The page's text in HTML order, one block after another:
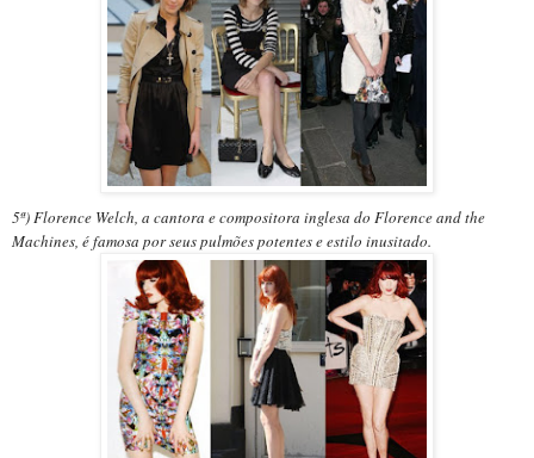
5ª) Florence Welch, a cantora e compositora inglesa do Florence and the
Machines, é famosa por seus pulmões potentes e estilo inusitado.